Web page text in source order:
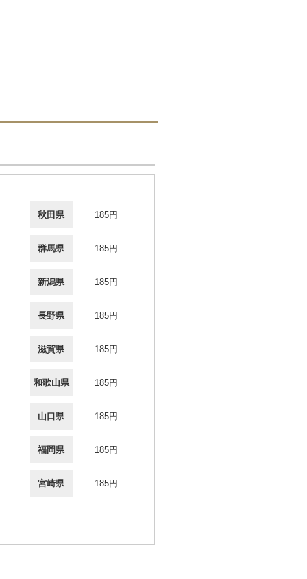
秋田県 185円
群馬県 185円
新潟県 185円
長野県 185円
滋賀県 185円
和歌山県 185円
山口県 185円
福岡県 185円
宮崎県 185円